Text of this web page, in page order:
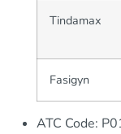
Tindamax
Fasigyn
ATC Code: